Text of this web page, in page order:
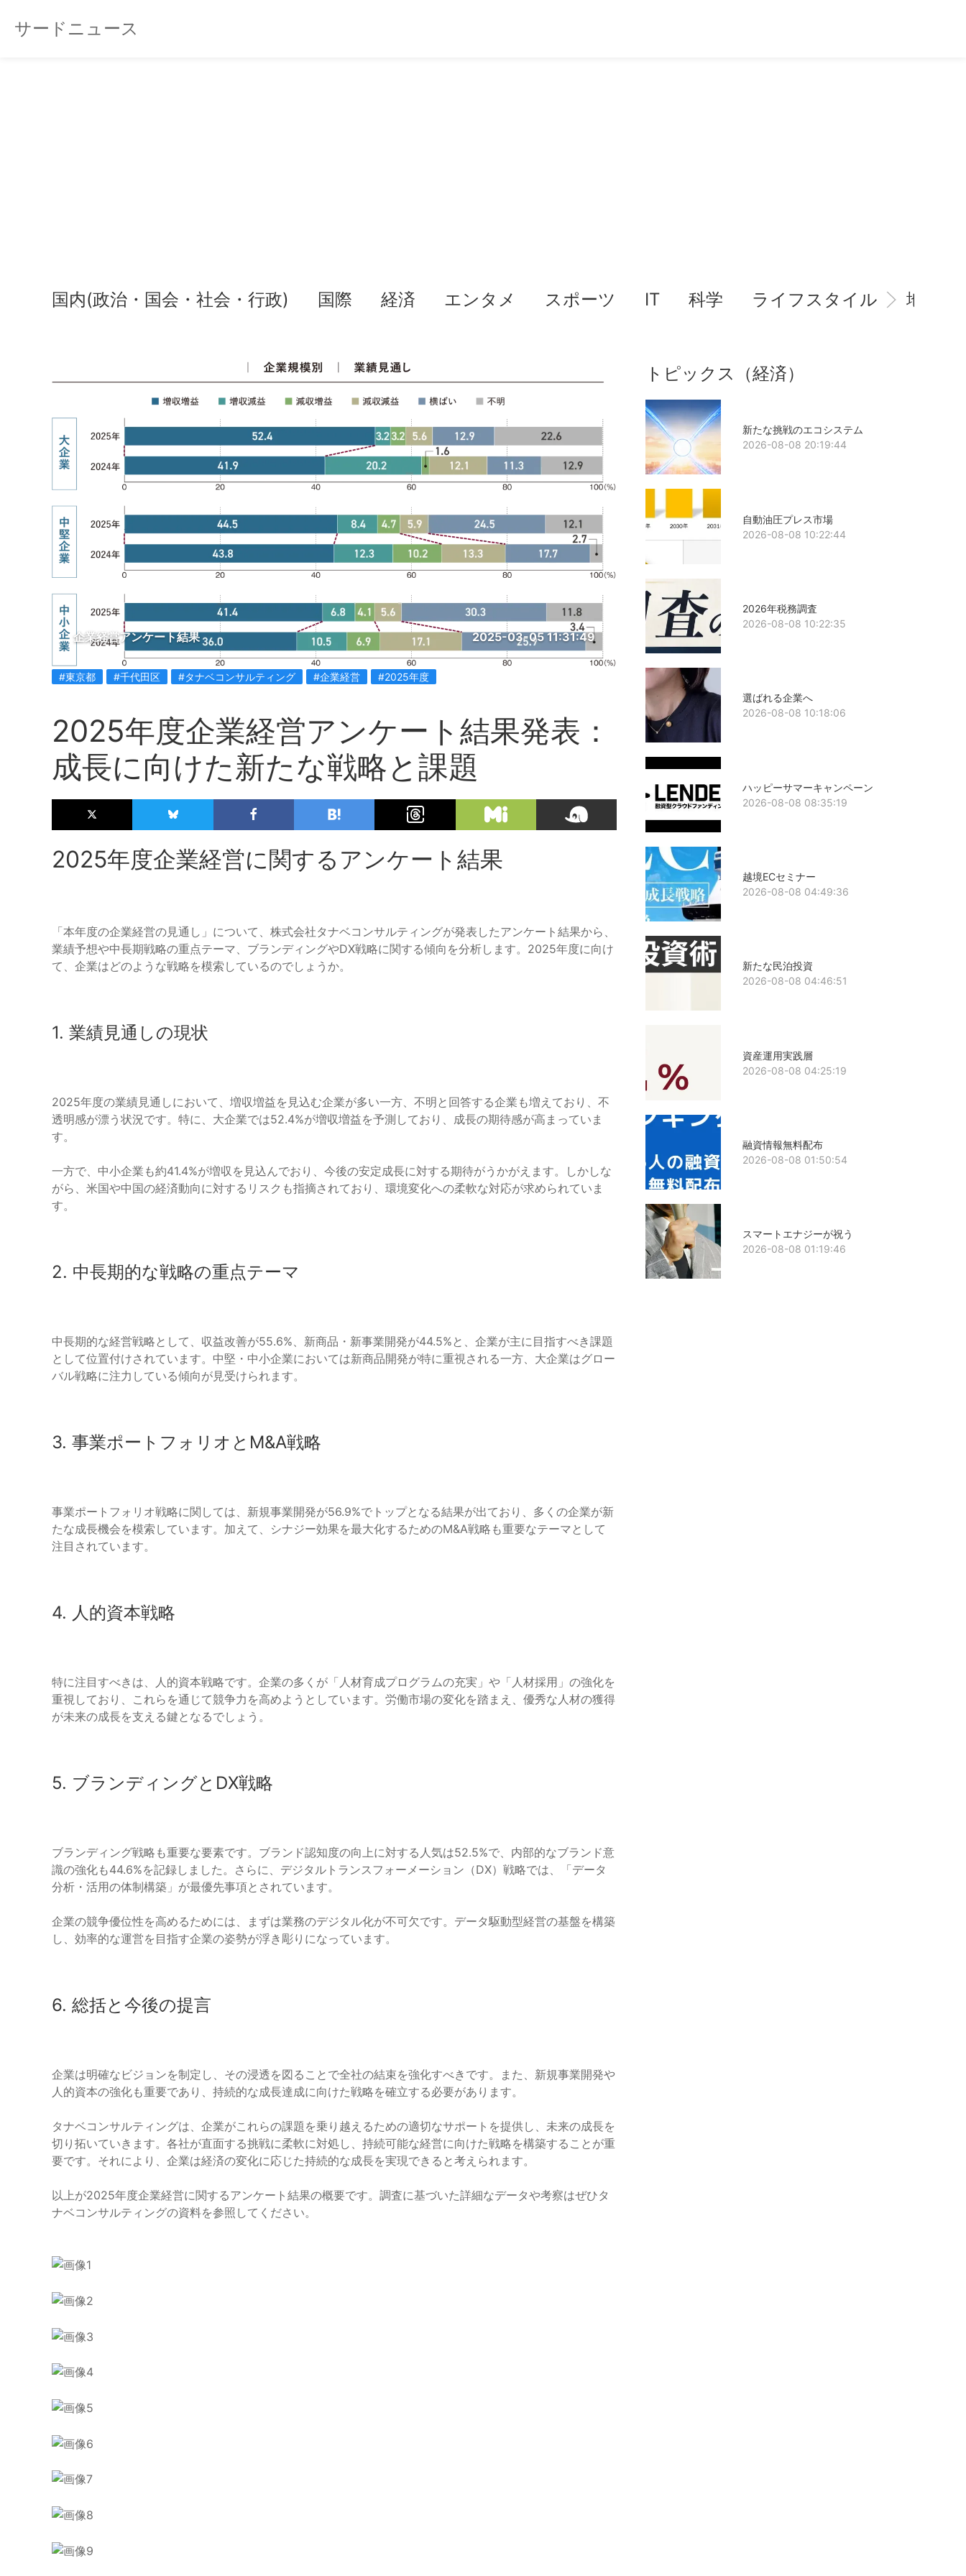
サードニュース
国内(政治・国会・社会・行政) 国際 経済 エンタメ スポーツ IT 科学 ライフスタイル 地域情
企業経営アンケート結果 2025-03-05 11:31:49
#東京都 #千代田区 #タナベコンサルティング #企業経営 #2025年度
2025年度企業経営アンケート結果発表：
成長に向けた新たな戦略と課題
2025年度企業経営に関するアンケート結果
「本年度の企業経営の見通し」について、株式会社タナベコンサルティングが発表したアンケート結果から、
業績予想や中長期戦略の重点テーマ、ブランディングやDX戦略に関する傾向を分析します。2025年度に向け
て、企業はどのような戦略を模索しているのでしょうか。
1. 業績見通しの現状
2025年度の業績見通しにおいて、増収増益を見込む企業が多い一方、不明と回答する企業も増えており、不
透明感が漂う状況です。特に、大企業では52.4%が増収増益を予測しており、成長の期待感が高まっていま
す。
一方で、中小企業も約41.4%が増収を見込んでおり、今後の安定成長に対する期待がうかがえます。しかしな
がら、米国や中国の経済動向に対するリスクも指摘されており、環境変化への柔軟な対応が求められていま
す。
2. 中長期的な戦略の重点テーマ
中長期的な経営戦略として、収益改善が55.6%、新商品・新事業開発が44.5%と、企業が主に目指すべき課題
として位置付けされています。中堅・中小企業においては新商品開発が特に重視される一方、大企業はグロー
バル戦略に注力している傾向が見受けられます。
3. 事業ポートフォリオとM&A戦略
事業ポートフォリオ戦略に関しては、新規事業開発が56.9%でトップとなる結果が出ており、多くの企業が新
たな成長機会を模索しています。加えて、シナジー効果を最大化するためのM&A戦略も重要なテーマとして
注目されています。
4. 人的資本戦略
特に注目すべきは、人的資本戦略です。企業の多くが「人材育成プログラムの充実」や「人材採用」の強化を
重視しており、これらを通じて競争力を高めようとしています。労働市場の変化を踏まえ、優秀な人材の獲得
が未来の成長を支える鍵となるでしょう。
5. ブランディングとDX戦略
ブランディング戦略も重要な要素です。ブランド認知度の向上に対する人気は52.5%で、内部的なブランド意
識の強化も44.6%を記録しました。さらに、デジタルトランスフォーメーション（DX）戦略では、「データ
分析・活用の体制構築」が最優先事項とされています。
企業の競争優位性を高めるためには、まずは業務のデジタル化が不可欠です。データ駆動型経営の基盤を構築
し、効率的な運営を目指す企業の姿勢が浮き彫りになっています。
6. 総括と今後の提言
企業は明確なビジョンを制定し、その浸透を図ることで全社の結束を強化すべきです。また、新規事業開発や
人的資本の強化も重要であり、持続的な成長達成に向けた戦略を確立する必要があります。
タナベコンサルティングは、企業がこれらの課題を乗り越えるための適切なサポートを提供し、未来の成長を
切り拓いていきます。各社が直面する挑戦に柔軟に対処し、持続可能な経営に向けた戦略を構築することが重
要です。それにより、企業は経済の変化に応じた持続的な成長を実現できると考えられます。
以上が2025年度企業経営に関するアンケート結果の概要です。調査に基づいた詳細なデータや考察はぜひタ
ナベコンサルティングの資料を参照してください。
トピックス（経済）
新たな挑戦のエコシステム
2026-08-08 20:19:44
自動油圧プレス市場
2026-08-08 10:22:44
2026年税務調査
2026-08-08 10:22:35
選ばれる企業へ
2026-08-08 10:18:06
ハッピーサマーキャンペーン
2026-08-08 08:35:19
越境ECセミナー
2026-08-08 04:49:36
新たな民泊投資
2026-08-08 04:46:51
資産運用実践層
2026-08-08 04:25:19
融資情報無料配布
2026-08-08 01:50:54
スマートエナジーが祝う
2026-08-08 01:19:46